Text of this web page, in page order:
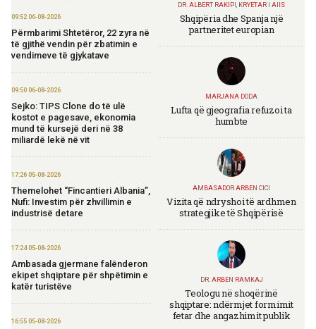
09:52 06-08-2026
Përmbarimi Shtetëror, 22 zyra në
të gjithë vendin për zbatimin e
vendimeve të gjykatave
09:50 06-08-2026
Sejko: TIPS Clone do të ulë
kostot e pagesave, ekonomia
mund të kursejë deri në 38
miliardë lekë në vit
17:26 05-08-2026
Themelohet “Fincantieri Albania”,
Nufi: Investim për zhvillimin e
industrisë detare
17:24 05-08-2026
Ambasada gjermane falënderon
ekipet shqiptare për shpëtimin e
katër turistëve
16:55 05-08-2026
DR. ALBERT RAKIPI, KRYETAR I AIIS
Shqipëria dhe Spanja një
partneritet europian
MARJANA DODA
Lufta që gjeografia refuzoi ta
humbte
AMBASADOR ARBEN CICI
Vizita që ndryshoi të ardhmen
strategjike të Shqipërisë
DR. ARBEN RAMKAJ
Teologu në shoqërinë
shqiptare: ndërmjet formimit
fetar dhe angazhimit publik